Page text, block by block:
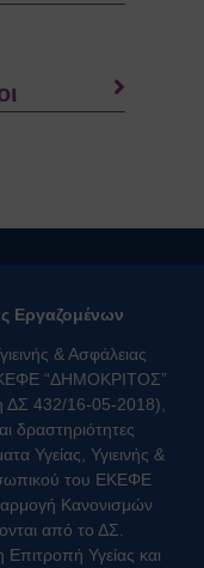
Εργαζομένων
& Ασφάλειας
“ΔΗΜΟΚΡΙΤΟΣ”
ΔΣ 432/16-05-2018),
δραστηριότητες
Υγείας, Υγιεινής &
του ΕΚΕΦΕ
Κανονισμών
από το ΔΣ.
Επιτροπή Υγείας και